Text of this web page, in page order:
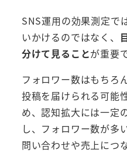
SNS運用の効果測定で
いかけるのではなく、
分けて見ることが重要
フォロワー数はもちろ
投稿を届けられる可能
め、認知拡大には一定
し、フォロワー数が多
問い合わせや売上につ